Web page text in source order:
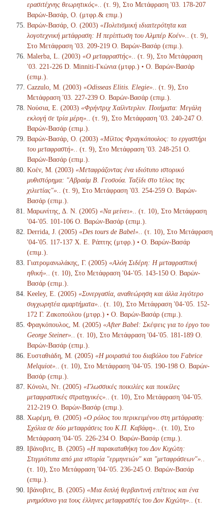
ερασιτέχνης θεωρητικός».
. (τ. 9), Στο Μετάφραση '03. 178-207
Βαρών-Βασάρ, Ο. (μτφρ.& επιμ.)
Βαρών-Βασάρ, Ο. (2003) «Πολιτισμική ιδιαιτερότητα και
λογοτεχνική μετάφραση: Η περίπτωση του Αλμπέρ Κοέν».
. (τ. 9),
Στο Μετάφραση '03. 209-219 Ο. Βαρών-Βασάρ (επιμ.).
Malerba, L. (2003) «Ο μεταφραστής».
. (τ. 9), Στο Μετάφραση
'03. 221-226 D. Minniti-Γκώνια (μτφρ.) • Ο. Βαρών-Βασάρ
(επιμ.).
Cazzulo, M. (2003) «Odisseas Elitis. Elegie».
. (τ. 9), Στο
Μετάφραση '03. 227-239 Ο. Βαρών-Βασάρ (επιμ.).
Νούσια, Ε. (2003) «Φρήντριχ Χαίλντερλιν. Ποιήματα: Μεγάλη
εκλογή σε τρία μέρη».
. (τ. 9), Στο Μετάφραση '03. 240-247 Ο.
Βαρών-Βασάρ (επιμ.).
Βαρών-Βασάρ, Ο. (2003) «Μίλτος Φραγκόπουλος: το εργαστήρι
του μεταφραστή».
. (τ. 9), Στο Μετάφραση '03. 248-251 Ο.
Βαρών-Βασάρ (επιμ.).
Κοέν, Μ. (2003) «Μεταφράζοντας ένα ιδιότυπο ιστορικό
μυθιστόρημα: "Αβραάμ Β. Γεοσούα. Ταξίδι στο τέλος της
χιλιετίας"».
. (τ. 9), Στο Μετάφραση '03. 254-259 Ο. Βαρών-
Βασάρ (επιμ.).
Μαρωνίτης, Δ. Ν. (2005) «Να μείνει».
. (τ. 10), Στο Μετάφραση
'04-'05. 101-106 Ο. Βαρών-Βασάρ (επιμ.).
Derrida, J. (2005) «Des tours de Babel».
. (τ. 10), Στο Μετάφραση
'04-'05. 117-137 Χ. Ε. Ράπτης (μτφρ.) • Ο. Βαρών-Βασάρ
(επιμ.).
Γιατρομανωλάκης, Γ. (2005) «Αλόη Σιδέρη: Η μεταφραστική
ηθική».
. (τ. 10), Στο Μετάφραση '04-'05. 143-150 Ο. Βαρών-
Βασάρ (επιμ.).
Keeley, E. (2005) «Συνεργασία, αναθεώρηση και άλλα λιγότερο
συγχωρητέα αμαρτήματα».
. (τ. 10), Στο Μετάφραση '04-'05. 152-
172 Γ. Ζακοπούλου (μτφρ.) • Ο. Βαρών-Βασάρ (επιμ.).
Φραγκόπουλος, Μ. (2005) «After Babel: Σκέψεις για το έργο του
George Steiner».
. (τ. 10), Στο Μετάφραση '04-'05. 181-189 Ο.
Βαρών-Βασάρ (επιμ.).
Ευσταθιάδη, Μ. (2005) «Η μοιρασιά του διαβόλου του Fabrice
Melquiot».
. (τ. 10), Στο Μετάφραση '04-'05. 190-198 Ο. Βαρών-
Βασάρ (επιμ.).
Κόνολι, Ντ. (2005) «Γλωσσικές ποικιλίες και ποικίλες
μεταφραστικές στρατηγικές».
. (τ. 10), Στο Μετάφραση '04-'05.
212-219 Ο. Βαρών-Βασάρ (επιμ.).
Χωρέμη, Θ. (2005) «Ο ρόλος του περικειμένου στη μετάφραση:
Σχόλια σε δύο μεταφράσεις του Κ.Π. Καβάφη».
. (τ. 10), Στο
Μετάφραση '04-'05. 226-234 Ο. Βαρών-Βασάρ (επιμ.).
Ιβάνοβιτς, Β. (2005) «Η παρακαταθήκη του Δον Κιχώτη:
Στιγμιότυπα από μια ιστορία "ερμηνειών" και "μεταφράσεων"».
(τ. 10), Στο Μετάφραση '04-'05. 236-245 Ο. Βαρών-Βασάρ
(επιμ.).
Ιβάνοβιτς, Β. (2005) «Μια διπλή θερβαντινή επέτειος και ένα
μνημόσυνο για τους έλληνες μεταφραστές του Δον Κιχώτη».
. (τ.